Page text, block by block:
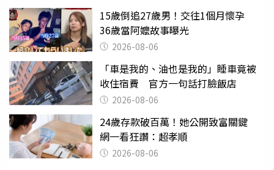
15歲倒追27歲男！交往1個月懷孕
36歲當阿嬤故事曝光
2026-08-06
「車是我的、油也是我的」睡車竟被
收住宿費 官方一句話打臉飯店
2026-08-06
24歲存款破百萬！她公開致富關鍵
網一看狂讚：超孝順
2026-08-06